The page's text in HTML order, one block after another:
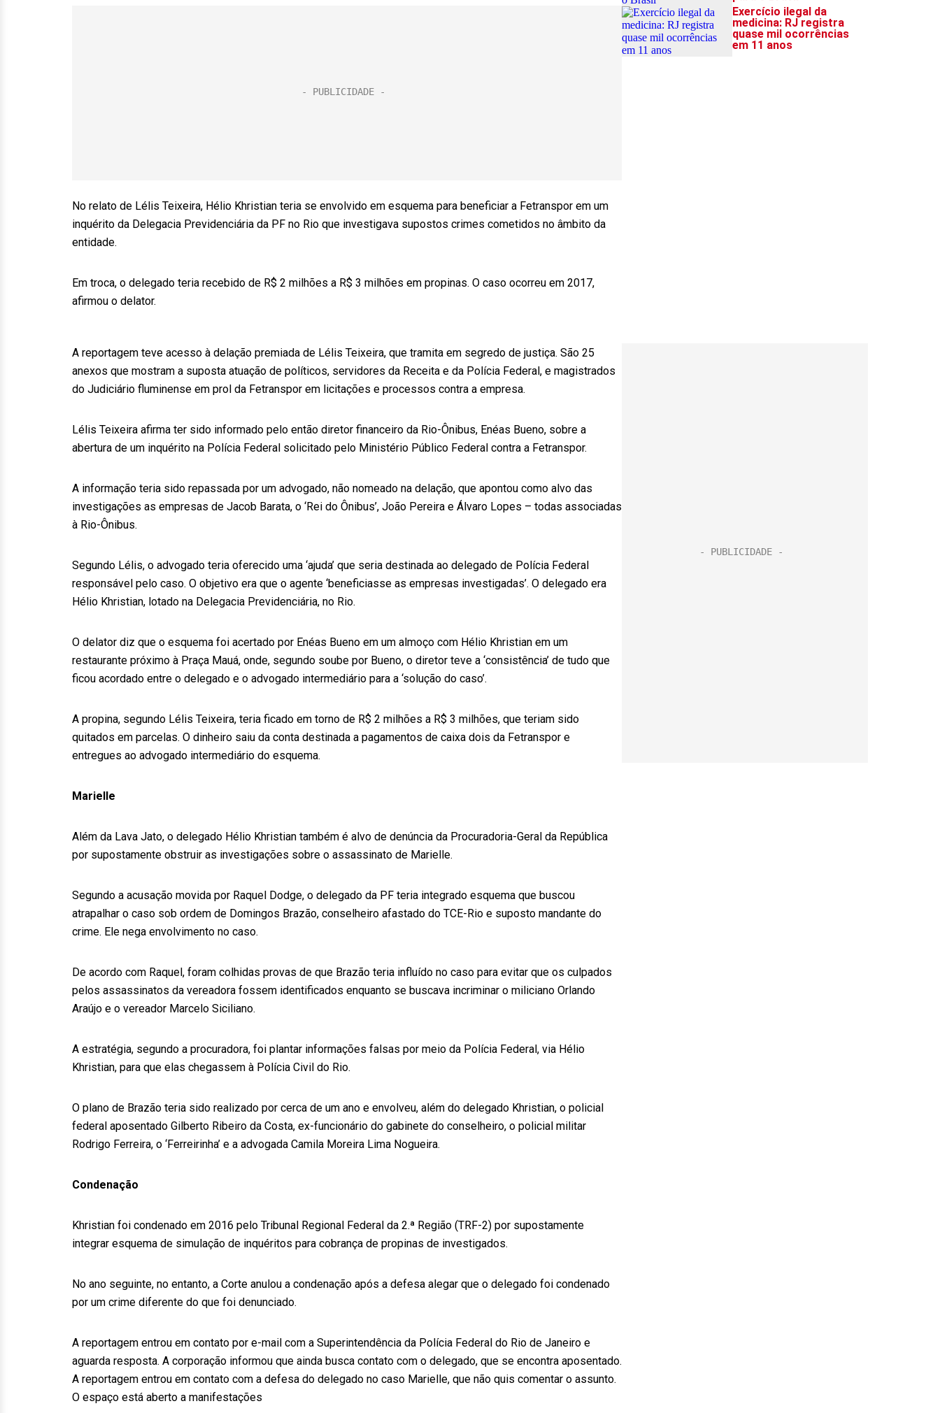
No relato de Lélis Teixeira, Hélio Khristian teria se envolvido em esquema para beneficiar a Fetranspor em um
inquérito da Delegacia Previdenciária da PF no Rio que investigava supostos crimes cometidos no âmbito da
entidade.
Em troca, o delegado teria recebido de R$ 2 milhões a R$ 3 milhões em propinas. O caso ocorreu em 2017,
afirmou o delator.
A reportagem teve acesso à delação premiada de Lélis Teixeira, que tramita em segredo de justiça. São 25
anexos que mostram a suposta atuação de políticos, servidores da Receita e da Polícia Federal, e magistrados
do Judiciário fluminense em prol da Fetranspor em licitações e processos contra a empresa.
Lélis Teixeira afirma ter sido informado pelo então diretor financeiro da Rio-Ônibus, Enéas Bueno, sobre a
abertura de um inquérito na Polícia Federal solicitado pelo Ministério Público Federal contra a Fetranspor.
A informação teria sido repassada por um advogado, não nomeado na delação, que apontou como alvo das
investigações as empresas de Jacob Barata, o ‘Rei do Ônibus’, João Pereira e Álvaro Lopes – todas associadas
à Rio-Ônibus.
Segundo Lélis, o advogado teria oferecido uma ‘ajuda’ que seria destinada ao delegado de Polícia Federal
responsável pelo caso. O objetivo era que o agente ‘beneficiasse as empresas investigadas’. O delegado era
Hélio Khristian, lotado na Delegacia Previdenciária, no Rio.
O delator diz que o esquema foi acertado por Enéas Bueno em um almoço com Hélio Khristian em um
restaurante próximo à Praça Mauá, onde, segundo soube por Bueno, o diretor teve a ‘consistência’ de tudo que
ficou acordado entre o delegado e o advogado intermediário para a ‘solução do caso’.
A propina, segundo Lélis Teixeira, teria ficado em torno de R$ 2 milhões a R$ 3 milhões, que teriam sido
quitados em parcelas. O dinheiro saiu da conta destinada a pagamentos de caixa dois da Fetranspor e
entregues ao advogado intermediário do esquema.
Marielle
Além da Lava Jato, o delegado Hélio Khristian também é alvo de denúncia da Procuradoria-Geral da República
por supostamente obstruir as investigações sobre o assassinato de Marielle.
Segundo a acusação movida por Raquel Dodge, o delegado da PF teria integrado esquema que buscou
atrapalhar o caso sob ordem de Domingos Brazão, conselheiro afastado do TCE-Rio e suposto mandante do
crime. Ele nega envolvimento no caso.
De acordo com Raquel, foram colhidas provas de que Brazão teria influído no caso para evitar que os culpados
pelos assassinatos da vereadora fossem identificados enquanto se buscava incriminar o miliciano Orlando
Araújo e o vereador Marcelo Siciliano.
A estratégia, segundo a procuradora, foi plantar informações falsas por meio da Polícia Federal, via Hélio
Khristian, para que elas chegassem à Polícia Civil do Rio.
O plano de Brazão teria sido realizado por cerca de um ano e envolveu, além do delegado Khristian, o policial
federal aposentado Gilberto Ribeiro da Costa, ex-funcionário do gabinete do conselheiro, o policial militar
Rodrigo Ferreira, o ‘Ferreirinha’ e a advogada Camila Moreira Lima Nogueira.
Condenação
Khristian foi condenado em 2016 pelo Tribunal Regional Federal da 2.ª Região (TRF-2) por supostamente
integrar esquema de simulação de inquéritos para cobrança de propinas de investigados.
No ano seguinte, no entanto, a Corte anulou a condenação após a defesa alegar que o delegado foi condenado
por um crime diferente do que foi denunciado.
A reportagem entrou em contato por e-mail com a Superintendência da Polícia Federal do Rio de Janeiro e
aguarda resposta. A corporação informou que ainda busca contato com o delegado, que se encontra aposentado.
A reportagem entrou em contato com a defesa do delegado no caso Marielle, que não quis comentar o assunto.
O espaço está aberto a manifestações